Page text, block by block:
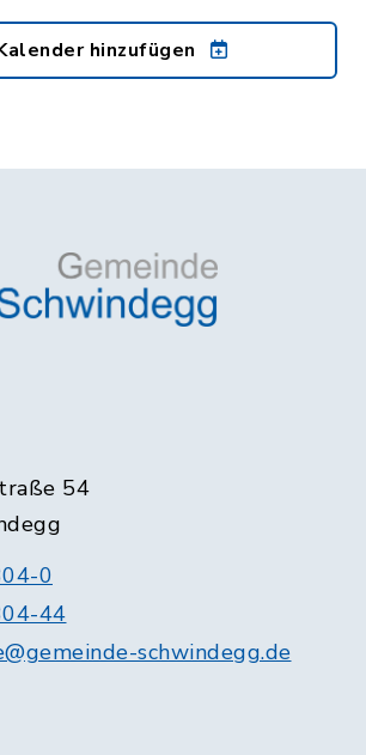
hinzufügen
54
0
44
schwindegg.de